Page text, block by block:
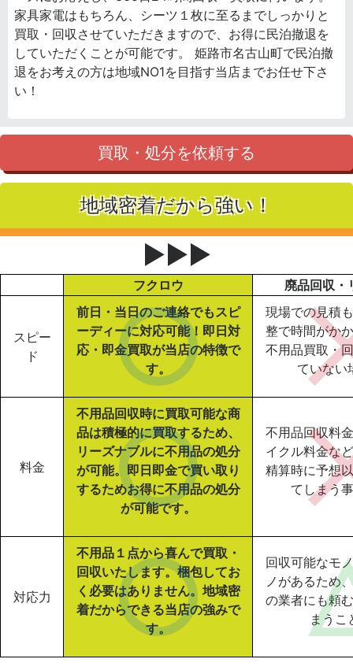
家具家電はもちろん、シーツ１枚に至るまでしっかりと
買取・回収させていただきますので、お得に民泊撤退を
していただくことが可能です。 姫路市名古山町で民泊撤
退をお考えの方は地域NO1を目指す当店までお任せ下さ
い！
買取・処分を依頼する
地域密着だから強い！
▶▶▶
フクロウ 廃品回収・
スピー
ド
前日・当日のご連絡でもスピ
ーディーに対応可能！即日対
応・即金買取が当店の特徴で
す。
現場での見積
整で時間がか
不用品買取・
ていない
料金
不用品回収時に買取可能な商
品は積極的に買取するため、
リーズナブルに不用品の処分
が可能。即日即金で買い取り
するためお得に不用品の処分
が可能です。
不用品回収料
イクル料金な
精算時に予想
てしまう
対応力
不用品１点から喜んで買取・
回収いたします。梱包してお
く必要はありません。地域密
着だからできる当店の強みで
す。
回収可能なモ
ノがあるため
の業者にも頼
まうこ